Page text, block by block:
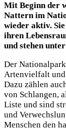
Mit Beginn der
Nattern im
wieder aktiv.
ihren
und stehen
Der
Artenvielfalt und
Dazu zählen
von Schlangen,
Liste und sind
und
Menschen den